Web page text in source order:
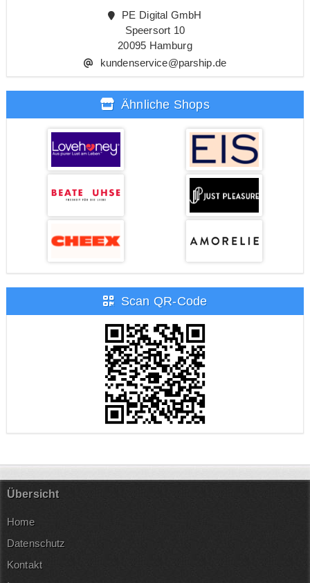
PE Digital GmbH
Speersort 10
20095 Hamburg
kundenservice@parship.de
Ähnliche Shops
Scan QR-Code
Übersicht
Home
Datenschutz
Kontakt